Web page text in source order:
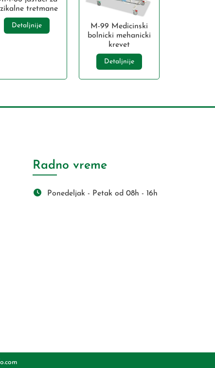
tretmane
Detaljnije
M-99 Medicinski
bolnicki mehanicki
krevet
Detaljnije
Radno vreme
Ponedeljak - Petak od 08h - 16h